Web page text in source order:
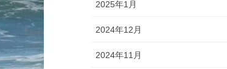
2025年1月
2024年12月
2024年11月